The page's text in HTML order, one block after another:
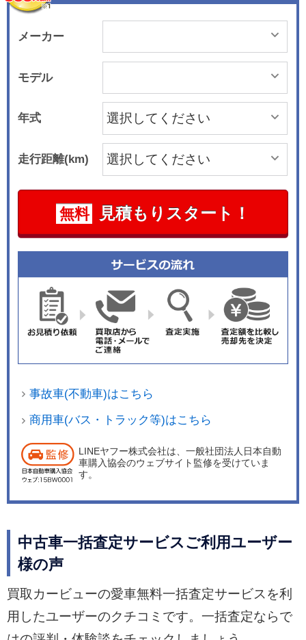
メーカー
モデル
年式
走行距離(km)
無料 見積もりスタート！
事故車(不動車)はこちら
商用車(バス・トラック等)はこちら
LINEヤフー株式会社は、一般社団法人日本自動
車購入協会のウェブサイト監修を受けていま
す。
中古車一括査定サービスご利用ユーザー
様の声
買取カービューの愛車無料一括査定サービスを利
用したユーザーのクチコミです。一括査定ならで